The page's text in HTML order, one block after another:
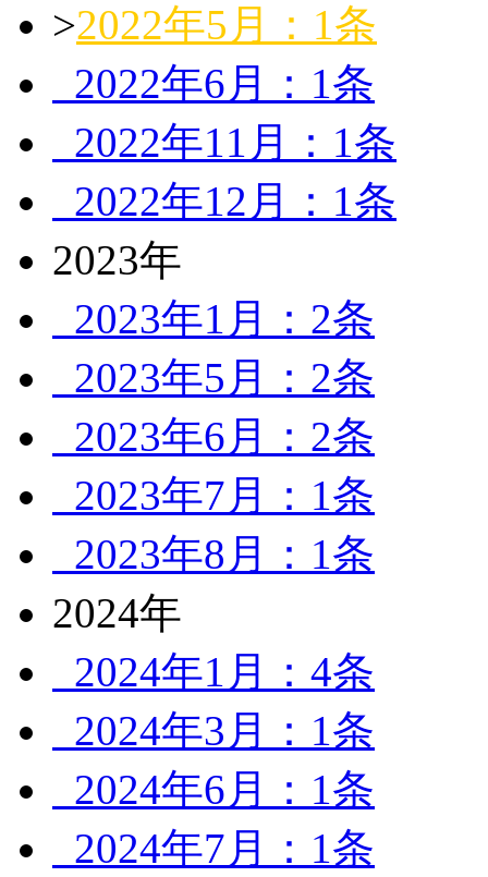
>2022年5月：1条
2022年6月：1条
2022年11月：1条
2022年12月：1条
2023年
2023年1月：2条
2023年5月：2条
2023年6月：2条
2023年7月：1条
2023年8月：1条
2024年
2024年1月：4条
2024年3月：1条
2024年6月：1条
2024年7月：1条